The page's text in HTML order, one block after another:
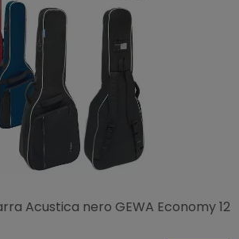
Acustica nero GEWA Economy 12